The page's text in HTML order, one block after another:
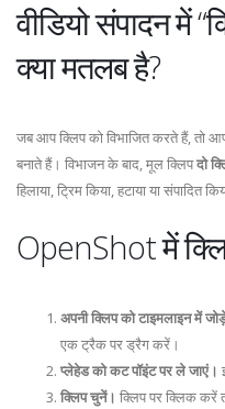
वीडियो संपादन में
क्या मतलब है?
जब आप क्लिप को विभाजित करते हैं, तो
बनाते हैं। विभाजन के बाद, मूल क्लिपदो
हिलाया, ट्रिम किया, हटाया या संपादित
OpenShot में
अपनी क्लिप को टाइमलाइन में
एक ट्रैक पर ड्रैग करें।
प्लेहेड को कट पॉइंट पर ले जाएं।
क्लिप चुनें। क्लिप पर क्लिक करें